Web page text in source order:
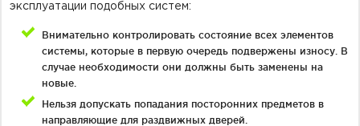
эксплуатации подобных систем:
Внимательно контролировать состояние всех элементов
системы, которые в первую очередь подвержены износу. В
случае необходимости они должны быть заменены на
новые.
Нельзя допускать попадания посторонних предметов в
направляющие для раздвижных дверей.